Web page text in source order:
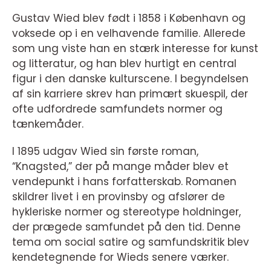
Gustav Wied blev født i 1858 i København og
voksede op i en velhavende familie. Allerede
som ung viste han en stærk interesse for kunst
og litteratur, og han blev hurtigt en central
figur i den danske kulturscene. I begyndelsen
af sin karriere skrev han primært skuespil, der
ofte udfordrede samfundets normer og
tænkemåder.
I 1895 udgav Wied sin første roman,
“Knagsted,” der på mange måder blev et
vendepunkt i hans forfatterskab. Romanen
skildrer livet i en provinsby og afslører de
hykleriske normer og stereotype holdninger,
der prægede samfundet på den tid. Denne
tema om social satire og samfundskritik blev
kendetegnende for Wieds senere værker.